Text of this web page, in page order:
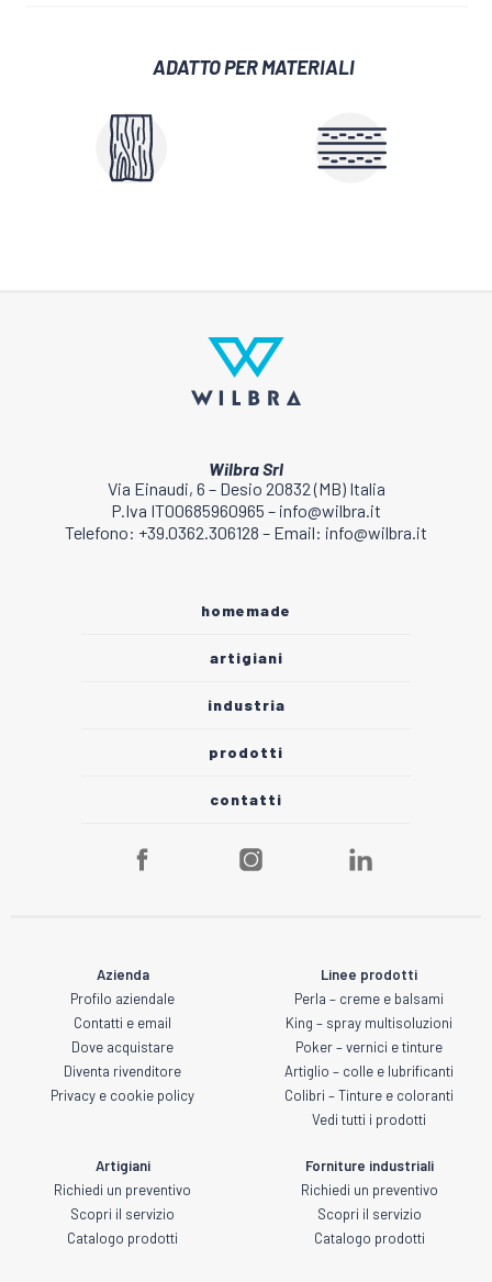
ADATTO PER MATERIALI
Wilbra Srl
Via Einaudi, 6 – Desio 20832 (MB) Italia
P.Iva IT00685960965 – info@wilbra.it
Telefono: +39.0362.306128 – Email: info@wilbra.it
homemade
artigiani
industria
prodotti
contatti
Azienda
Profilo aziendale
Contatti e email
Dove acquistare
Diventa rivenditore
Privacy e cookie policy
Linee prodotti
Perla – creme e balsami
King – spray multisoluzioni
Poker – vernici e tinture
Artiglio – colle e lubrificanti
Colibri – Tinture e coloranti
Vedi tutti i prodotti
Artigiani
Richiedi un preventivo
Scopri il servizio
Catalogo prodotti
Forniture industriali
Richiedi un preventivo
Scopri il servizio
Catalogo prodotti